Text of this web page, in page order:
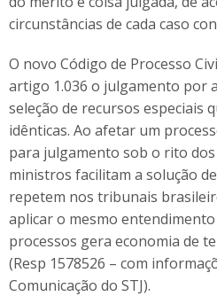
circunstâncias de cada caso
O novo Código de Processo
artigo 1.036 o julgamento por
seleção de recursos especiais
idênticas. Ao afetar um
para julgamento sob o rito
ministros facilitam a solução
repetem nos tribunais
aplicar o mesmo
processos gera economia de
(Resp 1578526 – com
Comunicação do STJ).